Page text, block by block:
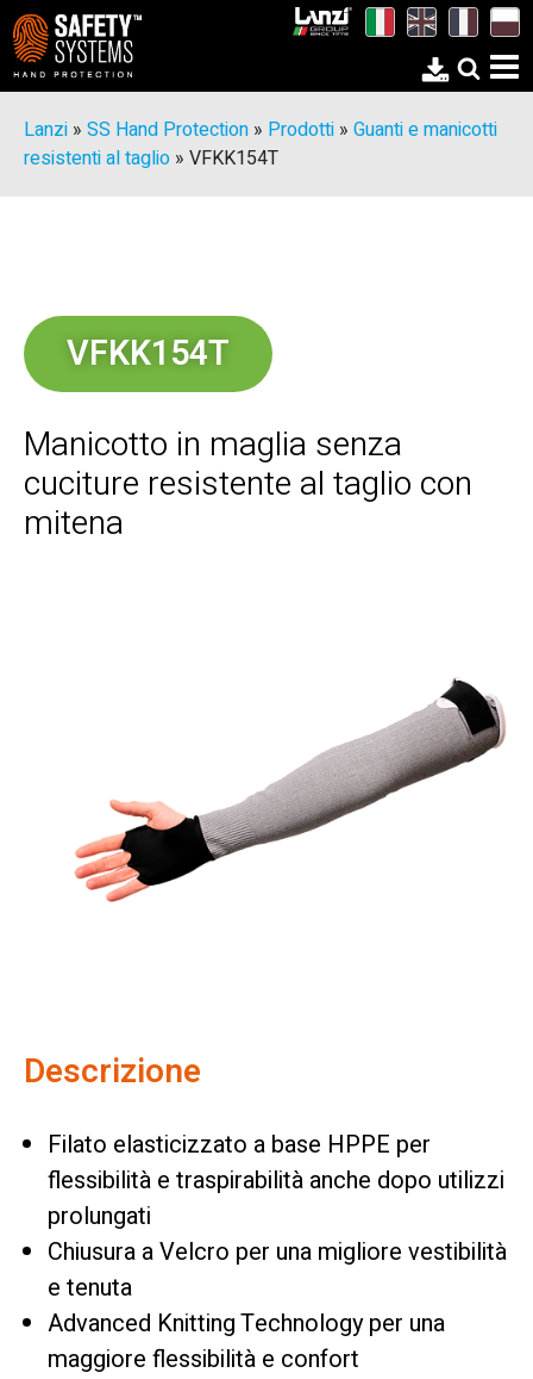
Lanzi » SS Hand Protection » Prodotti » Guanti e manicotti
resistenti al taglio » VFKK154T
VFKK154T
Manicotto in maglia senza
cuciture resistente al taglio con
mitena
Descrizione
Filato elasticizzato a base HPPE per
flessibilità e traspirabilità anche dopo utilizzi
prolungati
Chiusura a Velcro per una migliore vestibilità
e tenuta
Advanced Knitting Technology per una
maggiore flessibilità e confort